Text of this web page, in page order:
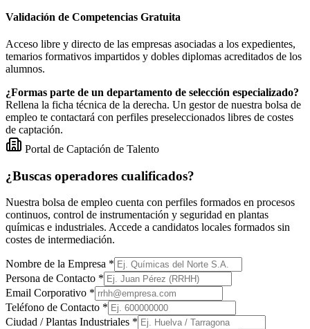
Validación de Competencias Gratuita
Acceso libre y directo de las empresas asociadas a los expedientes,
temarios formativos impartidos y dobles diplomas acreditados de los
alumnos.
¿Formas parte de un departamento de selección especializado?
Rellena la ficha técnica de la derecha. Un gestor de nuestra bolsa de
empleo te contactará con perfiles preseleccionados libres de costes
de captación.
Portal de Captación de Talento
¿Buscas operadores cualificados?
Nuestra bolsa de empleo cuenta con perfiles formados en procesos
continuos, control de instrumentación y seguridad en plantas
químicas e industriales. Accede a candidatos locales formados sin
costes de intermediación.
Nombre de la Empresa *
Persona de Contacto *
Email Corporativo *
Teléfono de Contacto *
Ciudad / Plantas Industriales *